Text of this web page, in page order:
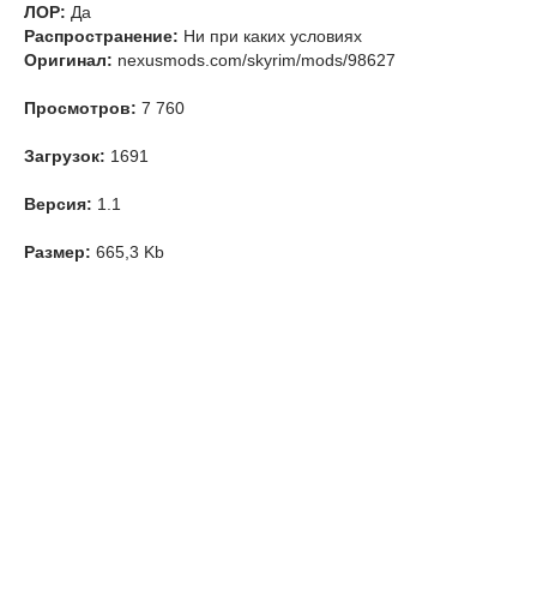
ЛОР: Да
Распространение: Ни при каких условиях
Оригинал: nexusmods.com/skyrim/mods/98627
Просмотров: 7 760
Загрузок: 1691
Версия: 1.1
Размер: 665,3 Kb